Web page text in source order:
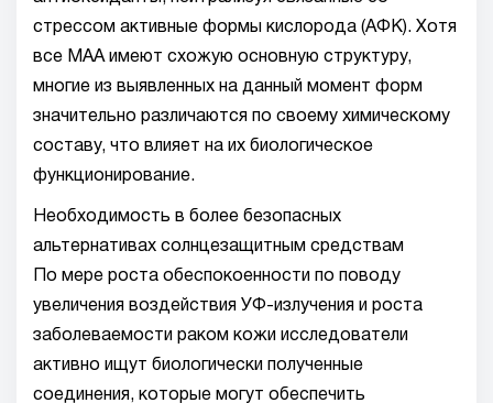
стрессом активные формы кислорода (АФК). Хотя
все МАА имеют схожую основную структуру,
многие из выявленных на данный момент форм
значительно различаются по своему химическому
составу, что влияет на их биологическое
функционирование.
Необходимость в более безопасных
альтернативах солнцезащитным средствам
По мере роста обеспокоенности по поводу
увеличения воздействия УФ-излучения и роста
заболеваемости раком кожи исследователи
активно ищут биологически полученные
соединения, которые могут обеспечить